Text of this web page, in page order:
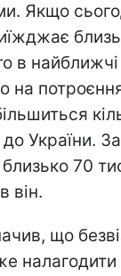
Якщо
в
на
України.
70
він.
що
налагодити